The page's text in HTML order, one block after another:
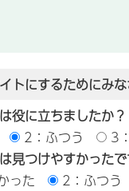
トにするためにみ
役に立ちましたか？
2：ふつう
3
見つけやすかったで
った
2：ふつう